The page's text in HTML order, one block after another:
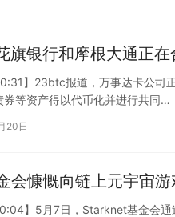
旗银行和摩根大通正在
】23btc报道，万事达卡公司
券等资产得以代币化并进行共同…
20日
会慷慨向链上元宇宙
】5月7日，Starknet基金会